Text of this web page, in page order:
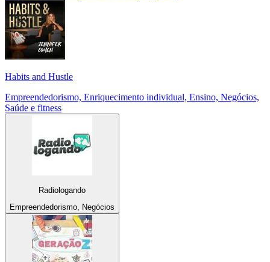
Habits and Hustle
Empreendedorismo, Enriquecimento individual, Ensino, Negócios,
Saúde e fitness
Radiologando
Empreendedorismo, Negócios